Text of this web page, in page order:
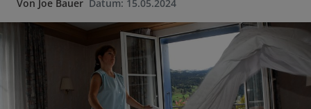
Von Joe Bauer Datum: 15.05.2024